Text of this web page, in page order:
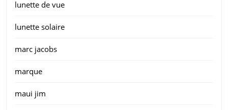
lunette de vue
lunette solaire
marc jacobs
marque
maui jim